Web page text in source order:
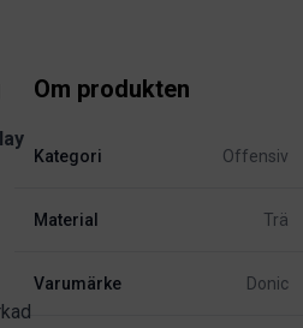
Om produkten
Kategori Offensiv
Material Trä
Varumärke Donic